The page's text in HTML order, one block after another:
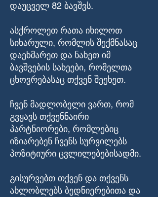
დაუცველ 82 ბავშვს.
ასქროლეთ რათა იხილოთ
სიხარული, რომლის შექმნასაც
დაეხმარეთ და ნახეთ იმ
ბავშვების სახეები, რომელთა
ცხოვრებასაც თქვენ შეეხეთ.
ჩვენ მადლობელი ვართ, რომ
გვყავს თქვენნაირი
პარტნიორები, რომლებიც
იზიარებენ ჩვენს სურვილებს
პოზიტიური ცვლილებებისადმი.
გისურვებთ თქვენ და თქვენს
ახლობლებს ბედნიერებითა და